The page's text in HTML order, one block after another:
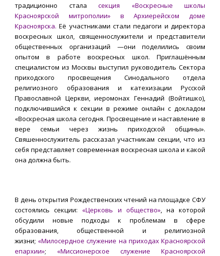
традиционно стала секция «Воскресные школы
Красноярской митрополии» в Архиерейском доме
Красноярска. Её участниками стали педагоги и директора
воскресных школ, священнослужители и представители
общественных организаций —они поделились своим
опытом в работе воскресных школ. Приглашённым
специалистом из Москвы выступил руководитель Сектора
приходского просвещения Синодального отдела
религиозного образования и катехизации Русской
Православной Церкви, иеромонах Геннадий (Войтишко),
подключившийся к секции в режиме онлайн с докладом
«Воскресная школа сегодня. Просвещение и наставление в
вере семьи через жизнь приходской общины».
Свяшеннослужитель рассказал участникам секции, что из
себя представляет современная воскресная школа и какой
она должна быть.
В день открытия Рождественских чтений на площадке СФУ
состоялись секции: «Церковь и общество», на которой
обсудили новые подходы к проблемам в сфере
образования, общественной и религиозной
жизни; «Милосердное служение на приходах Красноярской
епархии»; «Миссионерское служение Красноярской